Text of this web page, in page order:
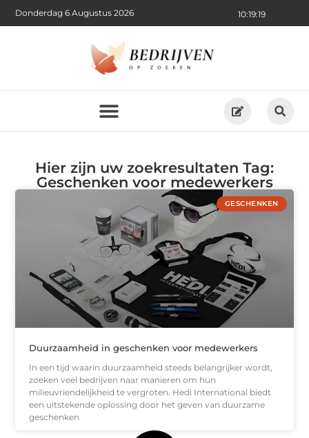
10:19:19
Donderdag 6 Augustus 2026
Hier zijn uw zoekresultaten Tag:
Geschenken voor medewerkers
GESCHENKEN
Duurzaamheid in geschenken voor medewerkers
In een tijd waarin duurzaamheid steeds belangrijker wordt,
zoeken veel bedrijven naar manieren om hun
milieuvriendelijkheid te vergroten. Hedi International biedt
een uitstekende oplossing door het geven van duurzame
geschenken